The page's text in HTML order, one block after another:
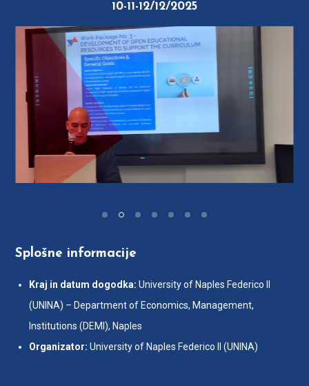
10-11-12/12/2025
Previous
Splošne informacije
Kraj in datum dogodka: University of Naples Federico II
(UNINA) – Department of Economics, Management,
Institutions (DEMI), Naples
Organizator: University of Naples Federico II (UNINA)